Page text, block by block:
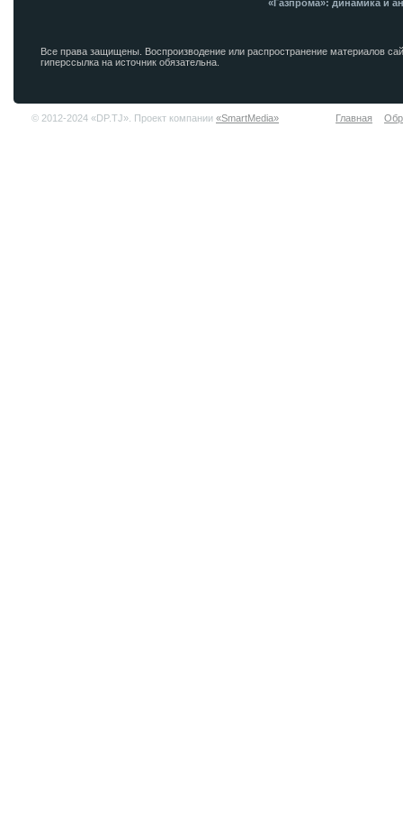
«Газпрома»: динамика и
Все права защищены. Воспроизводение или распространение материалов
гиперссылка на источник обязательна.
© 2012-2024 «DP.TJ». Проект компании «SmartMedia» Главная